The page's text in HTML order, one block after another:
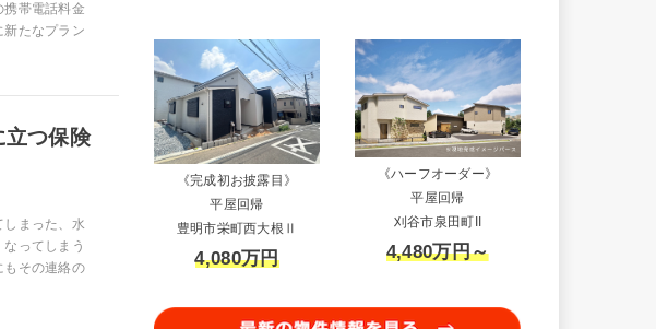
携帯電話料金
新たなプラン
立つ保険
しまった、水
ってしまう
もその連絡の
《完成初お披露目》
平屋回帰
豊明市栄町西大根Ⅱ
4,080万円
《ハーフオーダー》
平屋回帰
刈谷市泉田町II
4,480万円～